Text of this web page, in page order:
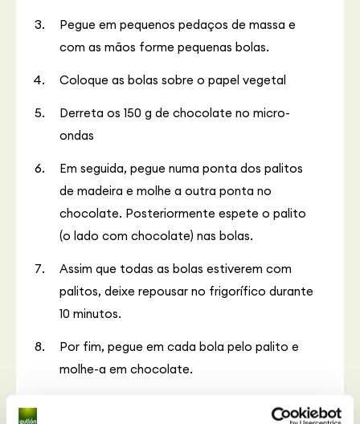
Pegue em pequenos pedaços de massa e
com as mãos forme pequenas bolas.
Coloque as bolas sobre o papel vegetal
Derreta os 150 g de chocolate no micro-
ondas
Em seguida, pegue numa ponta dos palitos
de madeira e molhe a outra ponta no
chocolate. Posteriormente espete o palito
(o lado com chocolate) nas bolas.
Assim que todas as bolas estiverem com
palitos, deixe repousar no frigorífico durante
10 minutos.
Por fim, pegue em cada bola pelo palito e
molhe-a em chocolate.